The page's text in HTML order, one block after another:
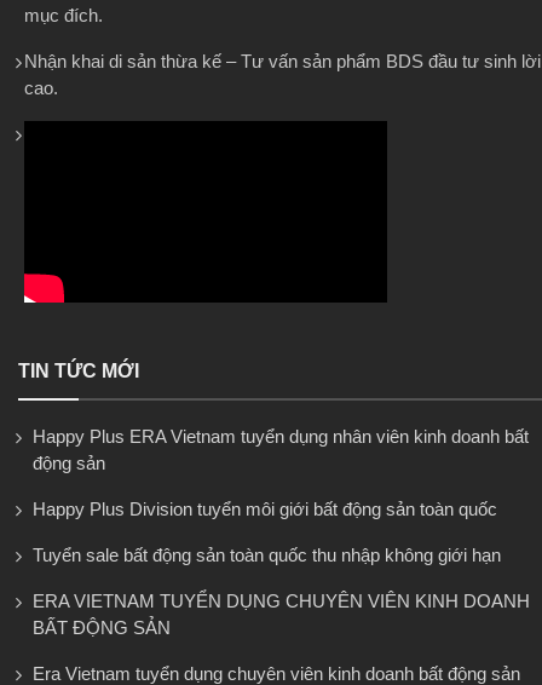
mục đích.
Nhận khai di sản thừa kế – Tư vấn sản phẩm BDS đầu tư sinh lời
cao.
TIN TỨC MỚI
Happy Plus ERA Vietnam tuyển dụng nhân viên kinh doanh bất
động sản
Happy Plus Division tuyển môi giới bất động sản toàn quốc
Tuyển sale bất động sản toàn quốc thu nhập không giới hạn
ERA VIETNAM TUYỂN DỤNG CHUYÊN VIÊN KINH DOANH
BẤT ĐỘNG SẢN
Era Vietnam tuyển dụng chuyên viên kinh doanh bất động sản